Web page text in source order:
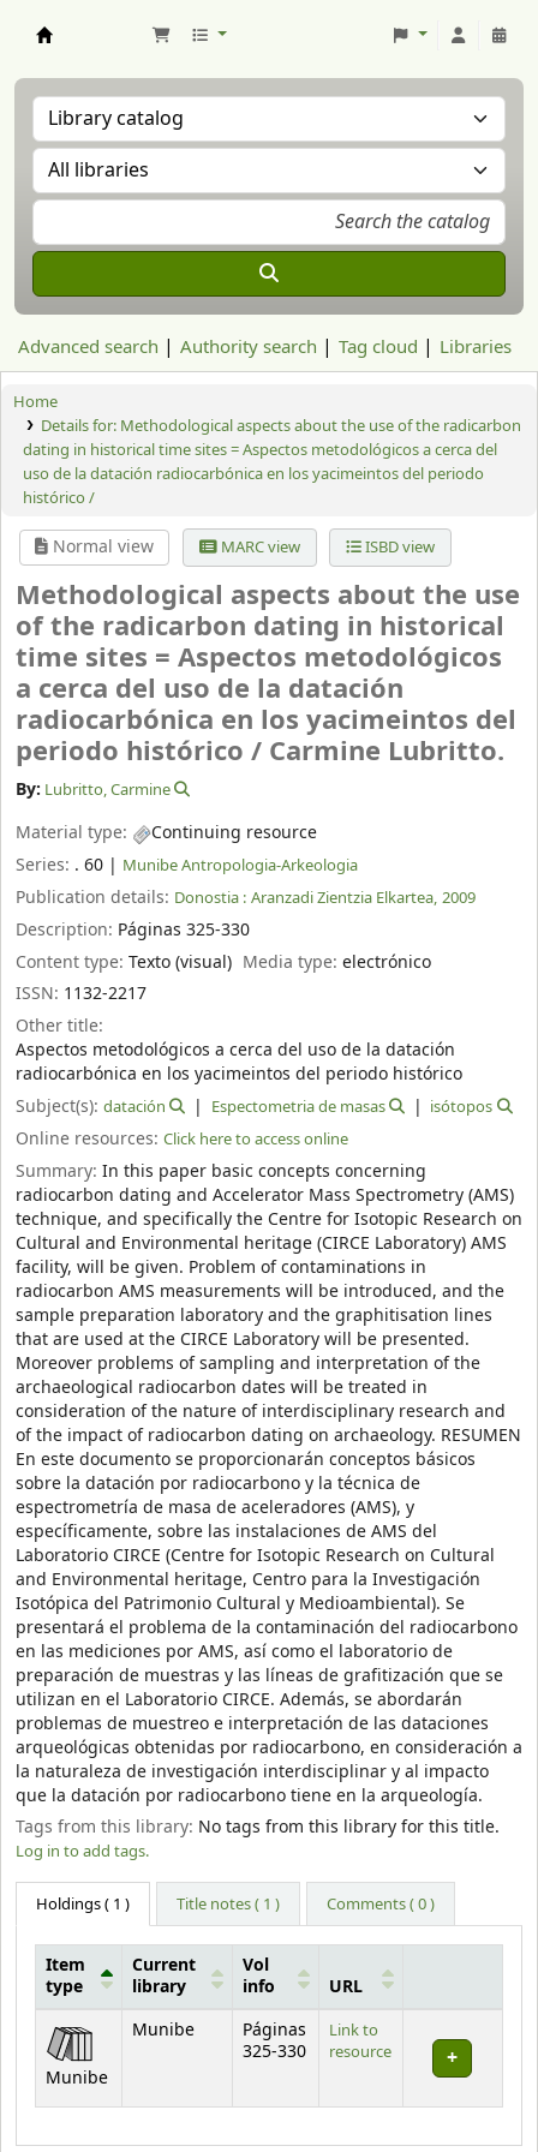
Advanced search Authority search Tag cloud Libraries
Home
Details for: Methodological aspects about the use of the radicarbon
dating in historical time sites = Aspectos metodológicos a cerca del
uso de la datación radiocarbónica en los yacimeintos del periodo
histórico /
Normal view MARC view ISBD view
Methodological aspects about the use
of the radicarbon dating in historical
time sites = Aspectos metodológicos
a cerca del uso de la datación
radiocarbónica en los yacimeintos del
periodo histórico / Carmine Lubritto.
By: Lubritto, Carmine
Material type:
Continuing resource
Series: . 60 | Munibe Antropologia-Arkeologia
Publication details: Donostia : Aranzadi Zientzia Elkartea, 2009
Description: Páginas 325-330
Content type: Texto (visual) Media type:electrónico
ISSN: 1132-2217
Other title:
Aspectos metodológicos a cerca del uso de la datación
radiocarbónica en los yacimeintos del periodo histórico
Subject(s): datación Espectometria de masas isótopos
Online resources: Click here to access online
Summary: In this paper basic concepts concerning
radiocarbon dating and Accelerator Mass Spectrometry (AMS)
technique, and specifically the Centre for Isotopic Research on
Cultural and Environmental heritage (CIRCE Laboratory) AMS
facility, will be given. Problem of contaminations in
radiocarbon AMS measurements will be introduced, and the
sample preparation laboratory and the graphitisation lines
that are used at the CIRCE Laboratory will be presented.
Moreover problems of sampling and interpretation of the
archaeological radiocarbon dates will be treated in
consideration of the nature of interdisciplinary research and
of the impact of radiocarbon dating on archaeology. RESUMEN
En este documento se proporcionarán conceptos básicos
sobre la datación por radiocarbono y la técnica de
espectrometría de masa de aceleradores (AMS), y
específicamente, sobre las instalaciones de AMS del
Laboratorio CIRCE (Centre for Isotopic Research on Cultural
and Environmental heritage, Centro para la Investigación
Isotópica del Patrimonio Cultural y Medioambiental). Se
presentará el problema de la contaminación del radiocarbono
en las mediciones por AMS, así como el laboratorio de
preparación de muestras y las líneas de grafitización que se
utilizan en el Laboratorio CIRCE. Además, se abordarán
problemas de muestreo e interpretación de las dataciones
arqueológicas obtenidas por radiocarbono, en consideración a
la naturaleza de investigación interdisciplinar y al impacto
que la datación por radiocarbono tiene en la arqueología.
Tags from this library: No tags from this library for this title.
Log in to add tags.
Holdings( 1 ) Title notes ( 1 ) Comments ( 0 )
Holdings
Item
type
Current
library
Vol
info
URL
Munibe
Munibe
Páginas
325-330
Link to
resource